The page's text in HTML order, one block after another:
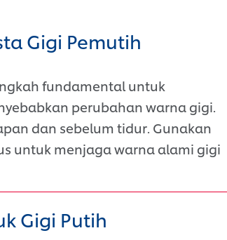
Gigi Pemutih
fundamental untuk
perubahan warna gigi.
dan sebelum tidur. Gunakan
untuk menjaga warna alami gigi
Gigi Putih